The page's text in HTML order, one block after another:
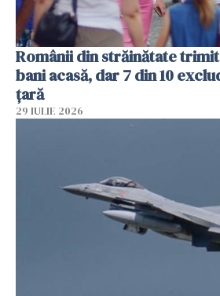
Românii din străinătate
bani acasă, dar 7 din 10
țară
29 IULIE 2026